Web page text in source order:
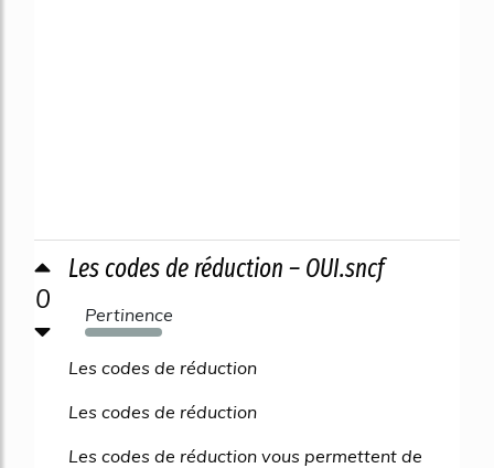
0
Les codes de réduction – OUI.sncf
Pertinence
970%
Les codes de réduction
Les codes de réduction
Les codes de réduction vous permettent de